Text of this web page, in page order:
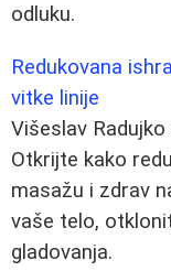
odluku.
Redukovana
vitke linije
Višeslav Radujko
Otkrijte kako
masažu i zdrav
vaše telo,
gladovanja.